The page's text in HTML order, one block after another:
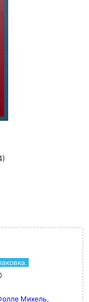
Михель,